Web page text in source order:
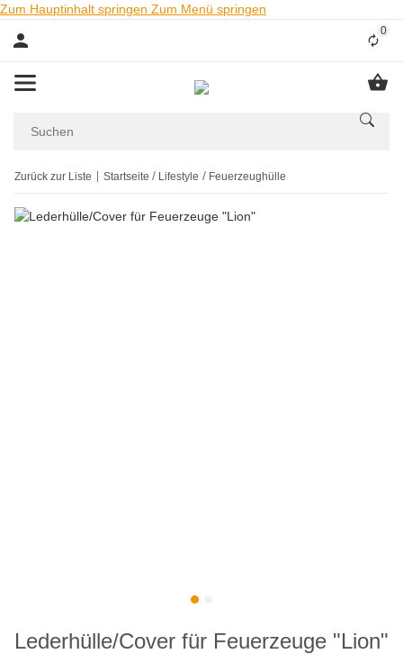
Zum Hauptinhalt springen Zum Menü springen
0
Zurück zur Liste Startseite Lifestyle Feuerzeughülle
Lederhülle/Cover für Feuerzeuge "Lion"